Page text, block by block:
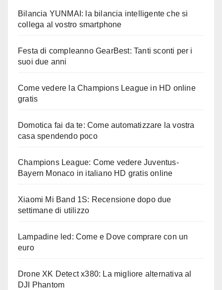
Bilancia YUNMAI: la bilancia intelligente che si
collega al vostro smartphone
Festa di compleanno GearBest: Tanti sconti per i
suoi due anni
Come vedere la Champions League in HD online
gratis
Domotica fai da te: Come automatizzare la vostra
casa spendendo poco
Champions League: Come vedere Juventus-
Bayern Monaco in italiano HD gratis online
Xiaomi Mi Band 1S: Recensione dopo due
settimane di utilizzo
Lampadine led: Come e Dove comprare con un
euro
Drone XK Detect x380: La migliore alternativa al
DJI Phantom